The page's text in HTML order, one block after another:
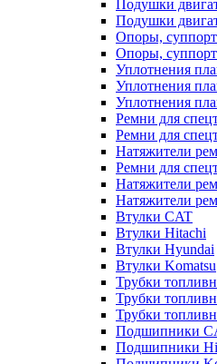
Подушки
Подушки
Опоры,
Опоры,
Уплотнения
Уплотнения
Уплотнения
Ремни для
Ремни для
Натяжители
Ремни для
Натяжители
Натяжители
Втулки CAT
Втулки Hitachi
Втулки Hyundai
Втулки Komatsu
Трубки
Трубки
Трубки
Подшипники
Подшипники